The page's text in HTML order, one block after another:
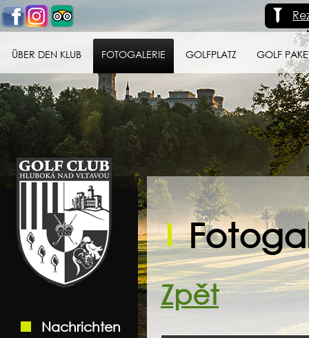
ÜBER DEN KLUB FOTOGALERIE GOLFPLATZ GOLF
Golf klub Hluboká
nad Vltavou
Nachrichten
Zpět